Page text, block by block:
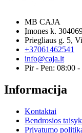
MB CAJA
Įmones k.
Priegliaus g. 5,
+37061462541
info@caja.lt
Pir - Pen: 08:00 -
Informacija
Kontaktai
Bendrosios
Privatumo